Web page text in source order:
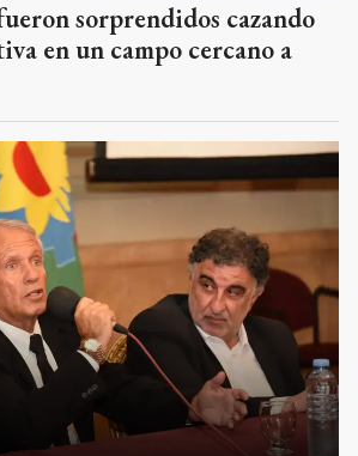
sorprendidos cazando
en un campo cercano a